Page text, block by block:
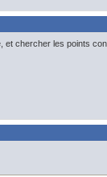
et chercher les points